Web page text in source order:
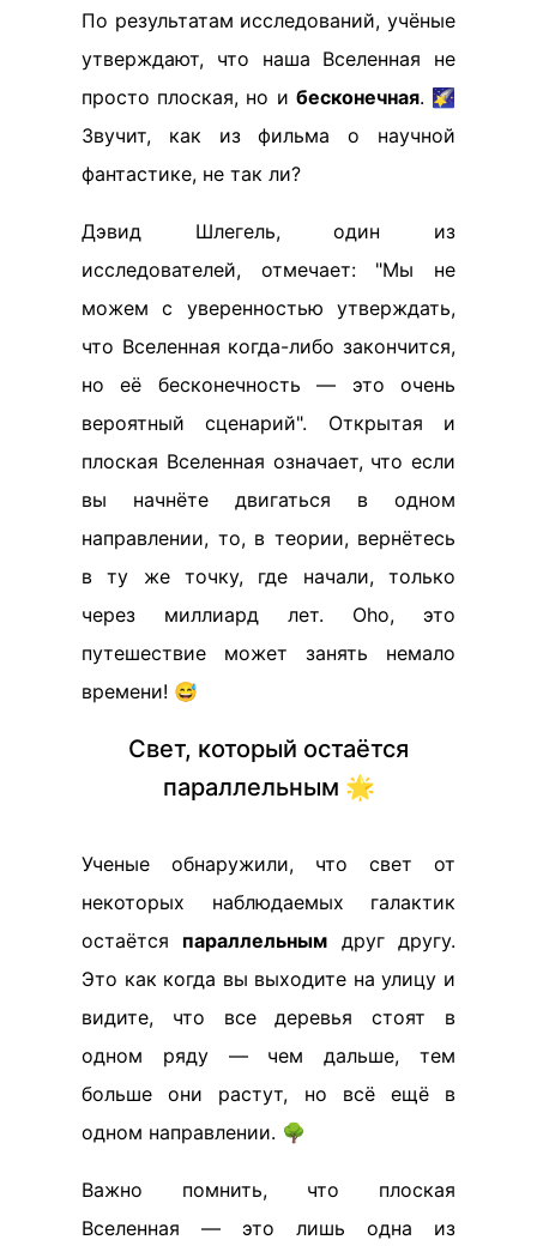
По результатам исследований, учёные
утверждают, что наша Вселенная не
просто плоская, но и бесконечная. 🌠
Звучит, как из фильма о научной
фантастике, не так ли?
Дэвид Шлегель, один из
исследователей, отмечает: "Мы не
можем с уверенностью утверждать,
что Вселенная когда-либо закончится,
но её бесконечность — это очень
вероятный сценарий". Открытая и
плоская Вселенная означает, что если
вы начнёте двигаться в одном
направлении, то, в теории, вернётесь
в ту же точку, где начали, только
через миллиард лет. Оho, это
путешествие может занять немало
времени! 😅
Свет, который остаётся
параллельным 🌟
Ученые обнаружили, что свет от
некоторых наблюдаемых галактик
остаётся параллельным друг другу.
Это как когда вы выходите на улицу и
видите, что все деревья стоят в
одном ряду — чем дальше, тем
больше они растут, но всё ещё в
одном направлении. 🌳
Важно помнить, что плоская
Вселенная — это лишь одна из